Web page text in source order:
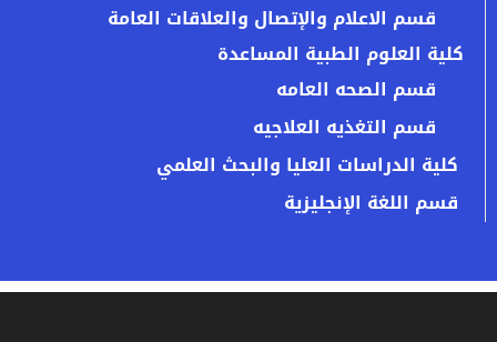
قسم الاعلام والإتصال والعلاقات العامة
كلية العلوم الطبية المساعدة
قسم الصحه العامه
قسم التغذيه العلاجيه
كلية الدراسات العليا والبحث العلمي
قسم اللغة الإنجليزية